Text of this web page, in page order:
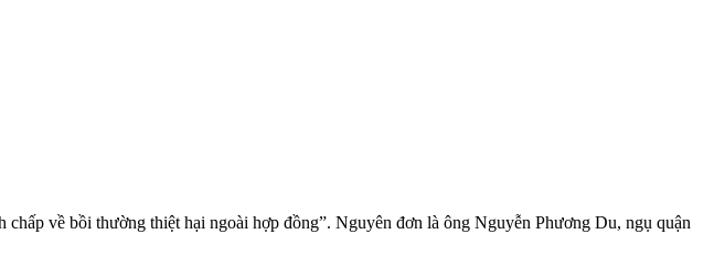
về bồi thường thiệt hại ngoài hợp đồng”. Nguyên đơn là ông Nguyễn Phương Du, ngụ quận